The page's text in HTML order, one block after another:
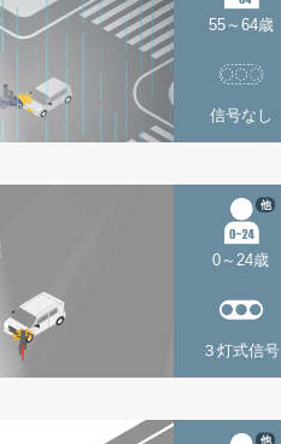
55～64歳
信号なし
0～24歳
他
３灯式信号
他